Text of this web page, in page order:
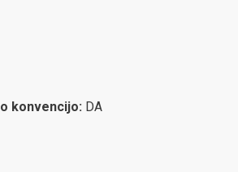
konvencijo: DA